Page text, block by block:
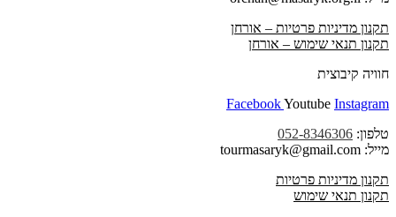
תקנון מדיניות פרטיות – אורחן
תקנון תנאי שימוש – אורחן
חוויה קיבוצית
FacebookYoutube Instagram
טלפון: 052-8346306
מייל: tourmasaryk@gmail.com
תקנון מדיניות פרטיות
תקנון תנאי שימוש